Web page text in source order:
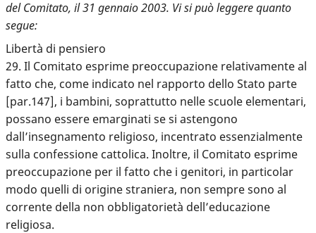
del Comitato, il 31 gennaio 2003. Vi si può leggere quanto
segue:
Libertà di pensiero
29. Il Comitato esprime preoccupazione relativamente al
fatto che, come indicato nel rapporto dello Stato parte
[par.147], i bambini, soprattutto nelle scuole elementari,
possano essere emarginati se si astengono
dall’insegnamento religioso, incentrato essenzialmente
sulla confessione cattolica. Inoltre, il Comitato esprime
preoccupazione per il fatto che i genitori, in particolar
modo quelli di origine straniera, non sempre sono al
corrente della non obbligatorietà dell’educazione
religiosa.